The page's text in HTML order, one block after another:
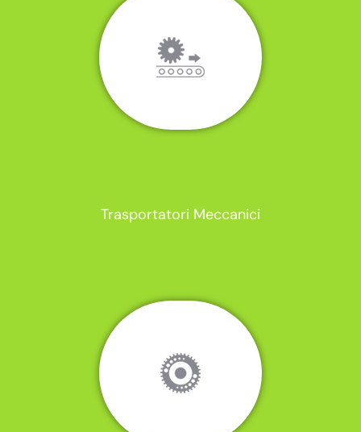
Trasportatori Meccanici